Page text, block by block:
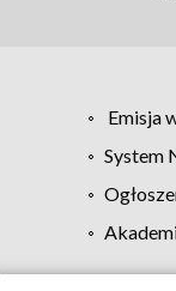
Emisja
System